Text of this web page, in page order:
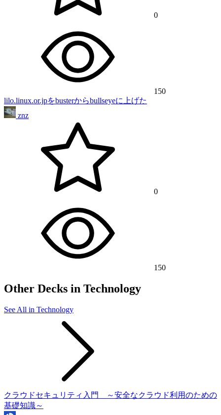
0
150
lilo.linux.or.jpをbusterからbullseyeに上げた
znz
0
150
Other Decks in Technology
See All in Technology
クラウドセキュリティ入門 ～安全なクラウド利用のための
基礎知識～